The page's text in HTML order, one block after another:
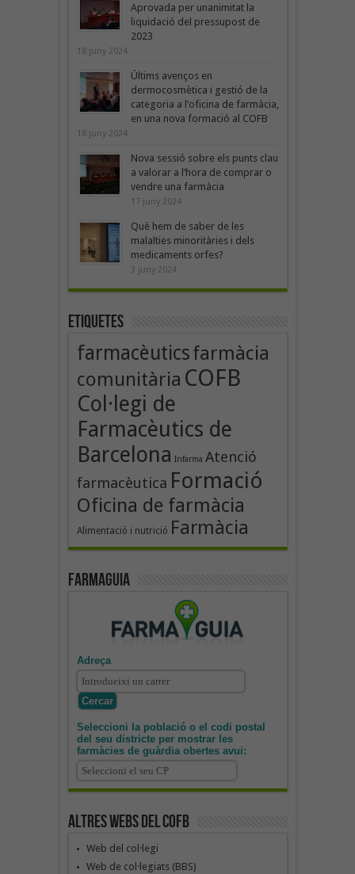
Aprovada per unanimitat la
liquidació del pressupost de
2023
18 juny 2024
Últims avenços en
dermocosmètica i gestió de la
categoria a l’oficina de farmàcia,
en una nova formació al COFB
18 juny 2024
Nova sessió sobre els punts clau
a valorar a l’hora de comprar o
vendre una farmàcia
17 juny 2024
Què hem de saber de les
malalties minoritàries i dels
medicaments orfes?
3 juny 2024
Etiquetes
farmacèuticsfarmàcia
comunitària COFB
Col·legi de
Farmacèutics de
Barcelona Infarma Atenció
farmacèutica Formació
Oficina de farmàcia
Alimentació i nutrició Farmàcia
Farmaguia
Adreça
Seleccioni la població o el codi postal
del seu districte per mostrar les
farmàcies de guàrdia obertes avui:
Altres webs del COFB
Web del col·legi
Web de col·legiats (BBS)